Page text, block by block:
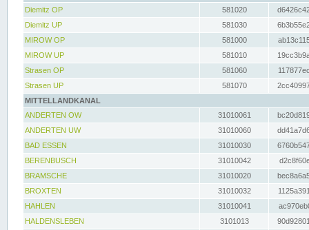
Diemitz OP
581020
Diemitz UP
581030
MIROW OP
581000
MIROW UP
581010
Strasen OP
581060
Strasen UP
581070
MITTELLANDKANAL
ANDERTEN OW
31010061
ANDERTEN UW
31010060
BAD ESSEN
31010030
BERENBUSCH
31010042
BRAMSCHE
31010020
BROXTEN
31010032
HAHLEN
31010041
HALDENSLEBEN
3101013